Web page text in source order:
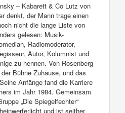
– Kabarett & Co Lutz von
denkt, der Mann trage einen
nicht die lange Liste von
gelesen: Musik-
Radiomoderator,
Autor, Kolumnist und
zu nennen. Von Rosenberg
Bühne Zuhause, und das
Anfänge fand die Karriere
im Jahr 1984. Gemeinsam
„Die Spiegelfechter“
und ist seither